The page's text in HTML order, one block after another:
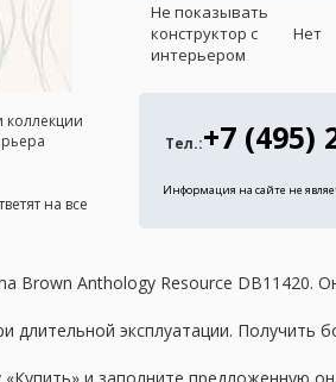
на все
Не показывать
конструктор с
интерьером
Нет
Тел.:+7 (495)
Информация на сайте не
Brown Anthology Resource DB11420.
длительной эксплуатации.